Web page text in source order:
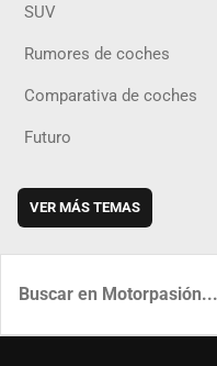
SUV
Rumores de coches
Comparativa de coches
Futuro
VER MÁS TEMAS